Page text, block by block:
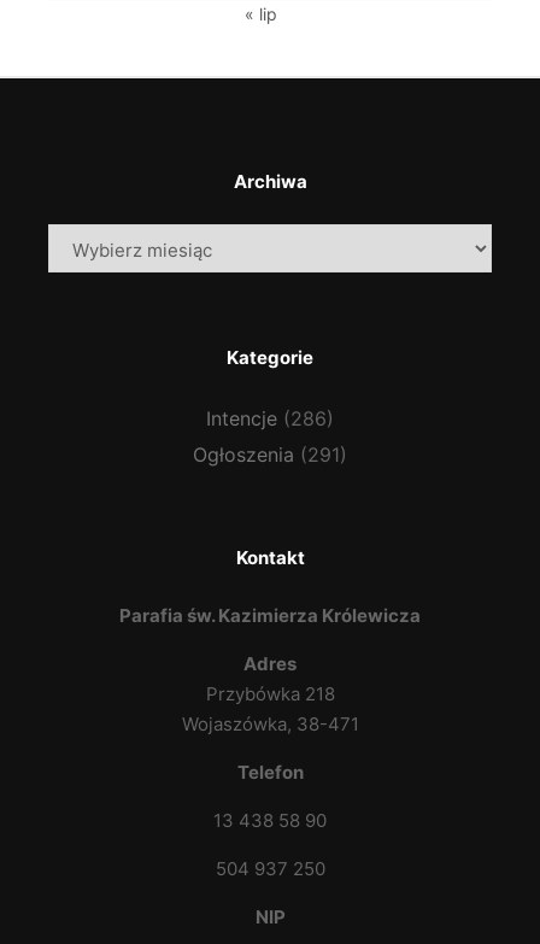
« lip
Archiwa
Archiwa
Kategorie
Intencje (286)
Ogłoszenia (291)
Kontakt
Parafia św. Kazimierza Królewicza
Adres
Przybówka 218
Wojaszówka, 38-471
Telefon
13 438 58 90
504 937 250
NIP